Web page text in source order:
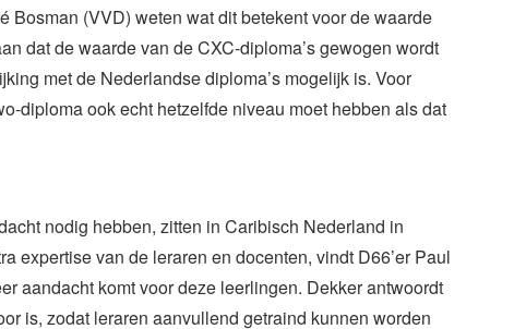
Bosman (VVD) weten wat dit betekent voor de waarde
dat de waarde van de CXC-diploma’s gewogen wordt
met de Nederlandse diploma’s mogelijk is. Voor
diploma ook echt hetzelfde niveau moet hebben als dat
nodig hebben, zitten in Caribisch Nederland in
expertise van de leraren en docenten, vindt D66’er Paul
aandacht komt voor deze leerlingen. Dekker antwoordt
is, zodat leraren aanvullend getraind kunnen worden